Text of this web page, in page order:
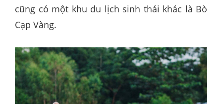
cũng có một khu du lịch sinh thái khác là Bò
Cạp Vàng.